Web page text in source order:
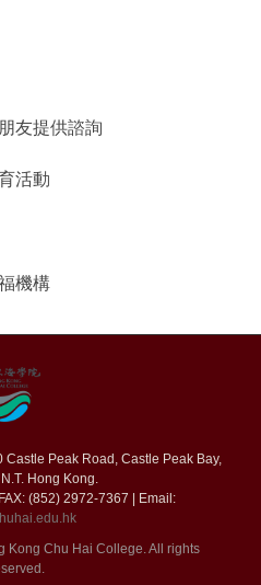
友提供諮詢
活動
機構
Peak Road, Castle Peak Bay,
Hong Kong.
(852) 2972-7367 | Email:
Kong Chu Hai College. All rights